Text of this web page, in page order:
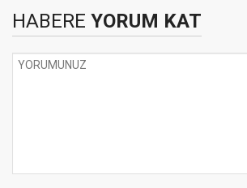
HABERE YORUM KAT